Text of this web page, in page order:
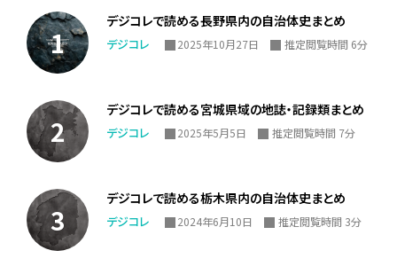
デジコレで読める長野県内の自治体史まとめ
デジコレ 2025年10月27日 推定閲覧時間 6分
デジコレで読める宮城県域の地誌・記録類まとめ
デジコレ 2025年5月5日 推定閲覧時間 7分
デジコレで読める栃木県内の自治体史まとめ
デジコレ 2024年6月10日 推定閲覧時間 3分